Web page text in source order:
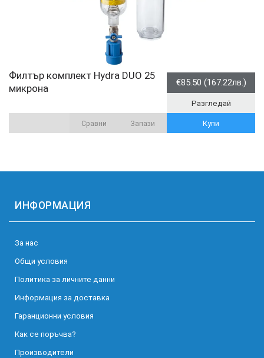
Филтър комплект Hydra DUO 25
микрона
€85.50 (167.22лв.)
Разгледай
Купи
Запази
Сравни
ИНФОРМАЦИЯ
За нас
Общи условия
Политика за личните данни
Информация за доставка
Гаранционни условия
Как се поръчва?
Производители